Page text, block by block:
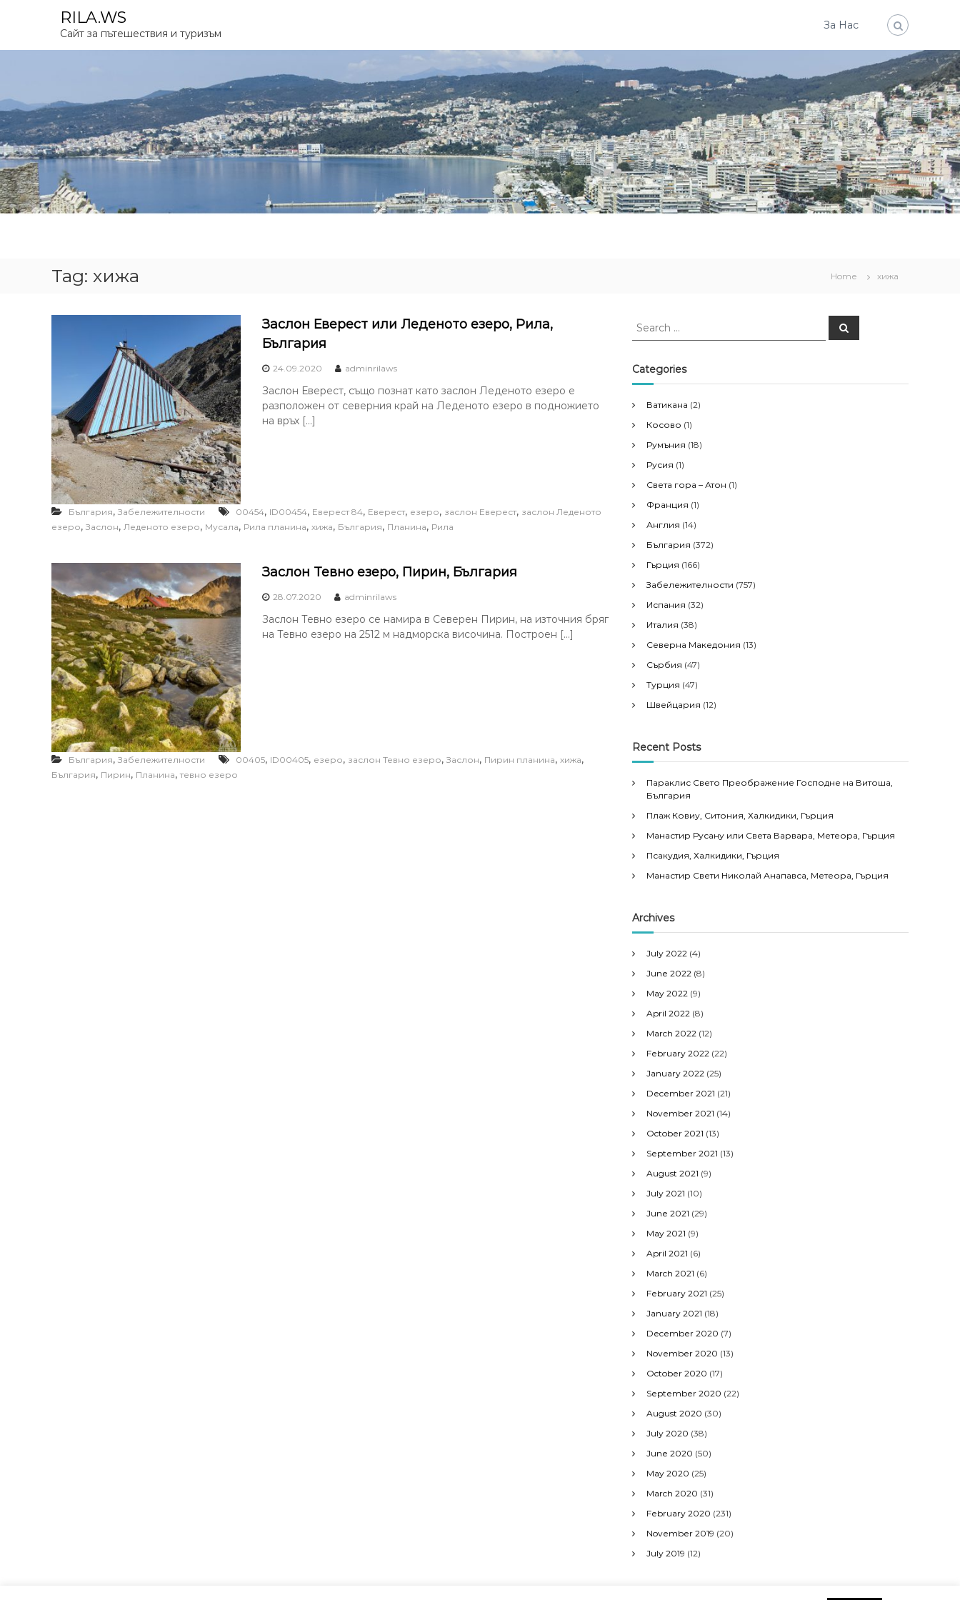
p
c
o
n
t
e
n
t
RILA.WS
Сайт за пътешествия и туризъм
За Нас
Tag: хижа Home хижа
Заслон Еверест или Леденото езеро, Рила,
България
24.09.2020 adminrilaws
Заслон Еверест, също познат като заслон Леденото езеро е
разположен от северния край на Леденото езеро в подножието
на връх […]
България, Забележителности 00454, ID00454, Еверест 84, Еверест, езеро, заслон Еверест, заслон Леденото
езеро, Заслон, Леденото езеро, Мусала, Рила планина, хижа, България, Планина, Рила
Заслон Тевно езеро, Пирин, България
28.07.2020 adminrilaws
Заслон Тевно езеро се намира в Северен Пирин, на източния бряг
на Тевно езеро на 2512 м надморска височина. Построен […]
България, Забележителности 00405, ID00405, езеро, заслон Тевно езеро, Заслон, Пирин планина, хижа,
България, Пирин, Планина,тевно езеро
S
r
c
f
o
r
S
e
Categories
Ватикана (2)
Косово (1)
Румъния (18)
Русия (1)
Света гора – Атон (1)
Франция (1)
Англия (14)
България (372)
Гърция (166)
Забележителности (757)
Испания (32)
Италия (38)
Северна Македония (13)
Сърбия (47)
Турция (47)
Швейцария (12)
Recent Posts
Параклис Свето Преображение Господне на Витоша,
България
Плаж Ковиу, Ситония, Халкидики, Гърция
Манастир Русану или Света Варвара, Метеора, Гърция
Псакудия, Халкидики, Гърция
Манастир Свети Николай Анапавса, Метеора, Гърция
Archives
July 2022 (4)
June 2022 (8)
May 2022 (9)
April 2022 (8)
March 2022 (12)
February 2022 (22)
January 2022 (25)
December 2021 (21)
November 2021 (14)
October 2021 (13)
September 2021 (13)
August 2021 (9)
July 2021 (10)
June 2021 (29)
May 2021 (9)
April 2021 (6)
March 2021 (6)
February 2021 (25)
January 2021 (18)
December 2020 (7)
November 2020 (13)
October 2020 (17)
September 2020 (22)
August 2020 (30)
July 2020 (38)
June 2020 (50)
May 2020 (25)
March 2020 (31)
February 2020 (231)
November 2019 (20)
July 2019 (12)